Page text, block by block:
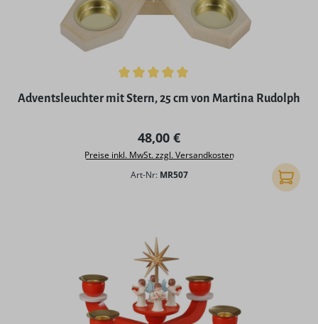
Durchschnittliche Bewertung von 5 von 5 Sternen
Adventsleuchter mit Stern, 25 cm von Martina Rudolph
Regulärer Preis:
48,00 €
Preise inkl. MwSt. zzgl. Versandkosten
Art-Nr: MR507 In den